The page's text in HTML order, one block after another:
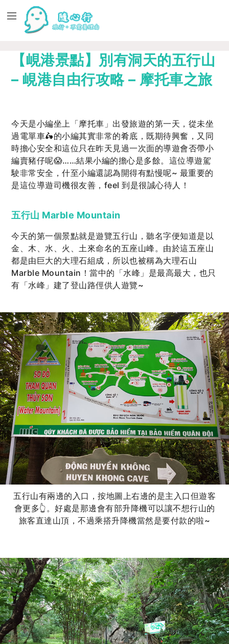
【峴港景點】別有洞天的五行山
– 峴港自由行攻略 – 摩托車之旅
今天是小編坐上「摩托車」出發旅遊的第一天，從未坐
過電單車🛵的小編其實非常的肴底，既期待興奮，又同
時擔心安全和這位只在昨天見過一次面的導遊會否帶小
編賣豬仔呢😱……結果小編的擔心是多餘。這位導遊駕
駛非常安全，什至小編還認為開得有點慢呢~ 最重要的
是這位導遊司機很友善，feel 到是很誠心待人！
五行山 Marble Mountain
今天的第一個景點就是遊覽五行山，聽名字便知道是以
金、木、水、火、土來命名的五座山峰。由於這五座山
都是由巨大的大理石組成，所以也被稱為大理石山
Marble Mountain！當中的「水峰」是最高最大，也只
有「水峰」建了登山路俓供人遊覽~
五行山有兩邊的入口，按地圖上右邊的是主入口但遊客
會更多👆。好處是那邊會有部升降機可以讓不想行山的
旅客直達山頂，不過乘搭升降機當然是要付款的啦~